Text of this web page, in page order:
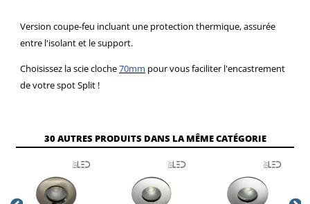
Version coupe-feu incluant une protection thermique, assurée
entre l'isolant et le support.
Choisissez la scie cloche70mm pour vous faciliter l'encastrement
de votre spot Split !
30 AUTRES PRODUITS DANS LA MÊME CATÉGORIE